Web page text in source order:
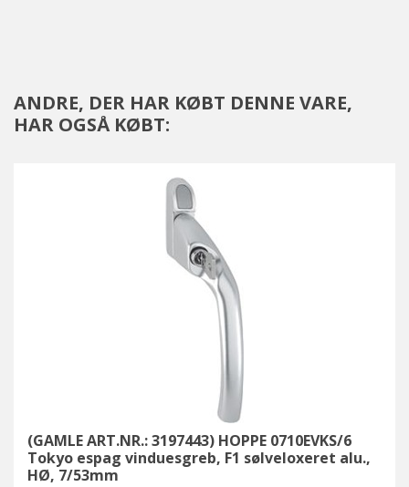
ANDRE, DER HAR KØBT DENNE VARE,
HAR OGSÅ KØBT:
(GAMLE ART.NR.: 3197443) HOPPE 0710EVKS/6
Tokyo espag vinduesgreb, F1 sølveloxeret alu.,
HØ, 7/53mm